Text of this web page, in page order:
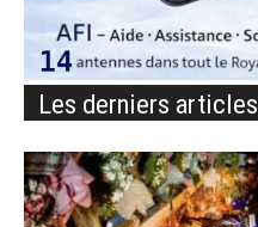
Les derniers articles